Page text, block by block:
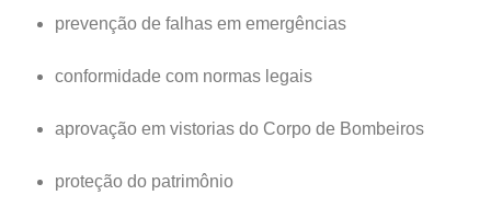
prevenção de falhas em emergências
conformidade com normas legais
aprovação em vistorias do Corpo de Bombeiros
proteção do patrimônio